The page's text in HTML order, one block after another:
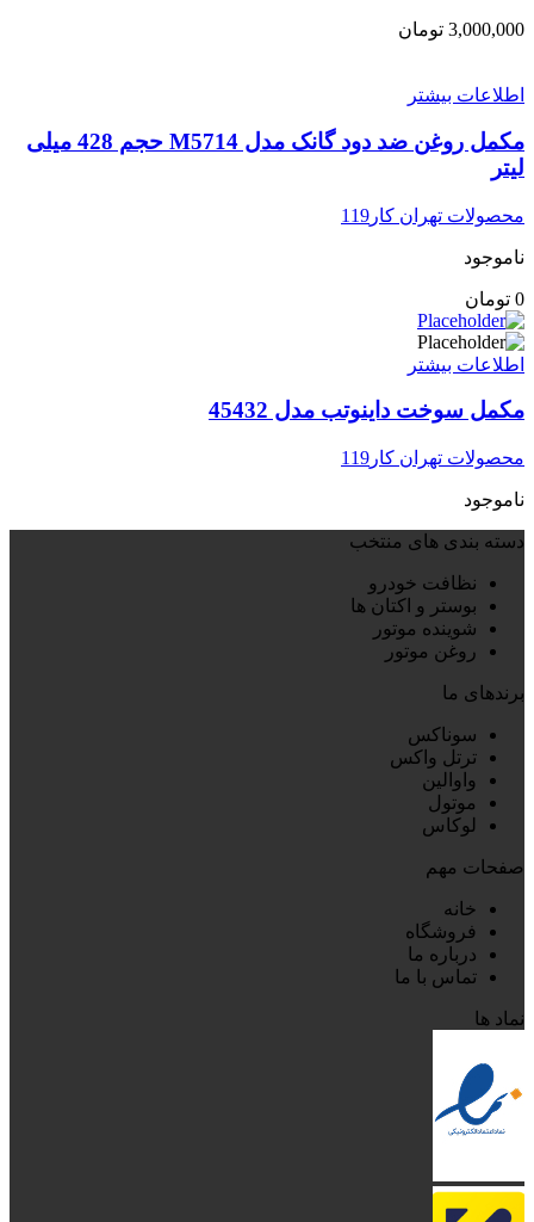
3,000,000 تومان
اطلاعات بیشتر
مکمل روغن ضد دود گانک مدل M5714 حجم 428 میلی
لیتر
محصولات تهران کار119
ناموجود
0 تومان
اطلاعات بیشتر
مکمل سوخت داینوتب مدل 45432
محصولات تهران کار119
ناموجود
دسته بندی های منتخب
نظافت خودرو
بوستر و اکتان ها
شوینده موتور
روغن موتور
برندهای ما
سوناکس
ترتل واکس
واوالین
موتول
لوکاس
صفحات مهم
خانه
فروشگاه
درباره ما
تماس با ما
نماد ها